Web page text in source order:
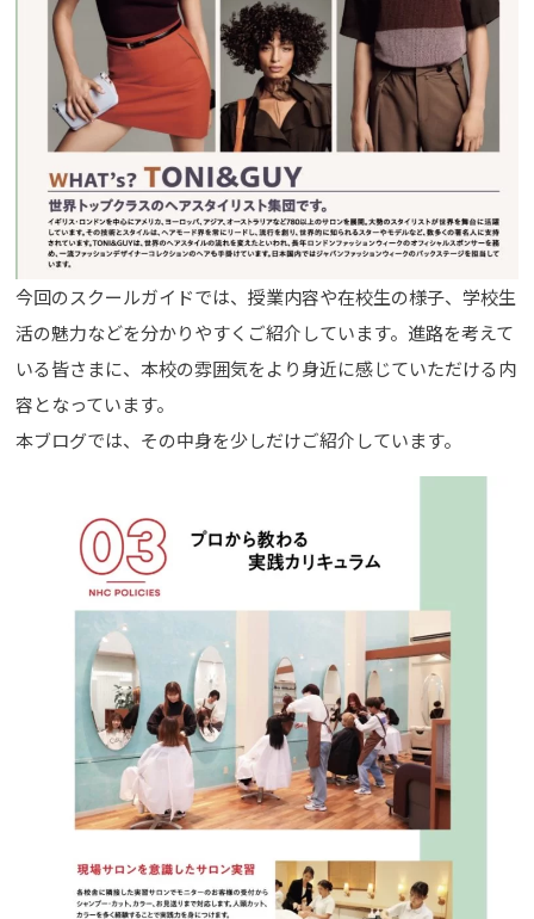
今回のスクールガイドでは、授業内容や在校生の様子、学校生
活の魅力などを分かりやすくご紹介しています。進路を考えて
いる皆さまに、本校の雰囲気をより身近に感じていただける内
容となっています。
本ブログでは、その中身を少しだけご紹介しています。